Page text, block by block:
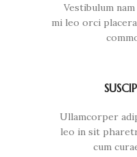
Vestibulum
mi leo orci
Ullamcorper
leo in sit
cum